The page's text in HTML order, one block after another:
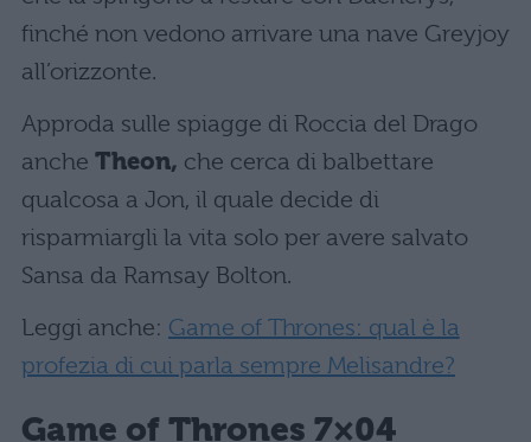
finché non vedono arrivare una nave Greyjoy
all’orizzonte.
Approda sulle spiagge di Roccia del Drago
anche Theon, che cerca di balbettare
qualcosa a Jon, il quale decide di
risparmiargli la vita solo per avere salvato
Sansa da Ramsay Bolton.
Leggi anche: Game of Thrones: qual è la
profezia di cui parla sempre Melisandre?
Game of Thrones 7×04